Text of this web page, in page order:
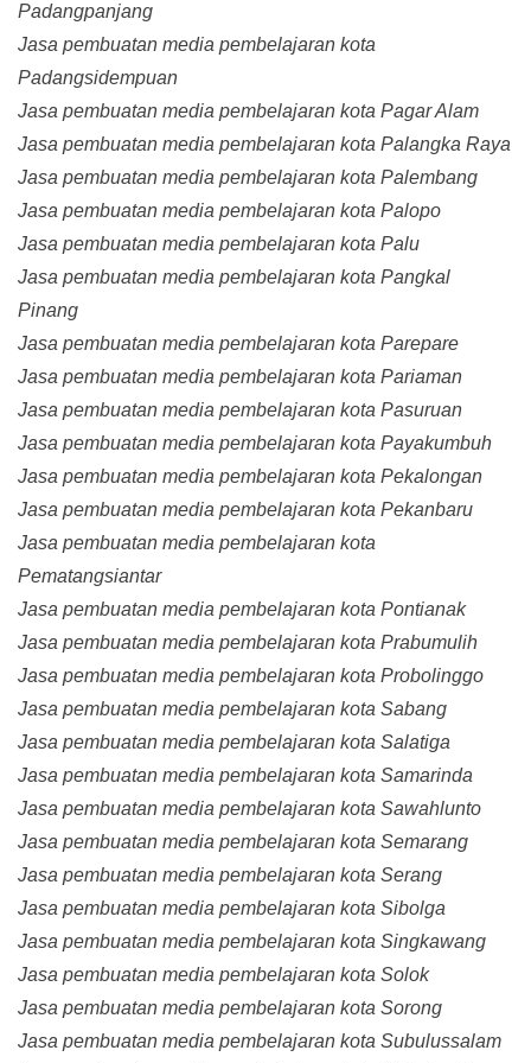
Padangpanjang
Jasa pembuatan media pembelajaran kota
Padangsidempuan
Jasa pembuatan media pembelajaran kota Pagar Alam
Jasa pembuatan media pembelajaran kota Palangka Raya
Jasa pembuatan media pembelajaran kota Palembang
Jasa pembuatan media pembelajaran kota Palopo
Jasa pembuatan media pembelajaran kota Palu
Jasa pembuatan media pembelajaran kota Pangkal
Pinang
Jasa pembuatan media pembelajaran kota Parepare
Jasa pembuatan media pembelajaran kota Pariaman
Jasa pembuatan media pembelajaran kota Pasuruan
Jasa pembuatan media pembelajaran kota Payakumbuh
Jasa pembuatan media pembelajaran kota Pekalongan
Jasa pembuatan media pembelajaran kota Pekanbaru
Jasa pembuatan media pembelajaran kota
Pematangsiantar
Jasa pembuatan media pembelajaran kota Pontianak
Jasa pembuatan media pembelajaran kota Prabumulih
Jasa pembuatan media pembelajaran kota Probolinggo
Jasa pembuatan media pembelajaran kota Sabang
Jasa pembuatan media pembelajaran kota Salatiga
Jasa pembuatan media pembelajaran kota Samarinda
Jasa pembuatan media pembelajaran kota Sawahlunto
Jasa pembuatan media pembelajaran kota Semarang
Jasa pembuatan media pembelajaran kota Serang
Jasa pembuatan media pembelajaran kota Sibolga
Jasa pembuatan media pembelajaran kota Singkawang
Jasa pembuatan media pembelajaran kota Solok
Jasa pembuatan media pembelajaran kota Sorong
Jasa pembuatan media pembelajaran kota Subulussalam